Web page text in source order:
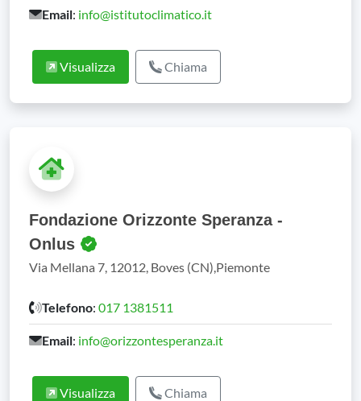
Email: info@istitutoclimatico.it
Visualizza Chiama
Fondazione Orizzonte Speranza -
Onlus
Via Mellana 7, 12012, Boves (CN),Piemonte
Telefono: 017 1381511
Email: info@orizzontesperanza.it
Visualizza Chiama